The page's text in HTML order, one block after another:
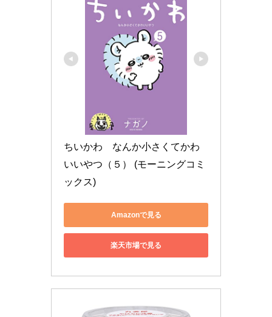
ちいかわ　なんか小さくてかわ
いいやつ（５） (モーニングコミ
ックス)
Amazonで見る
楽天市場で見る